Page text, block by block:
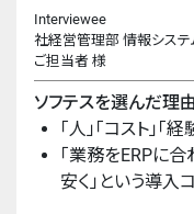
Interviewee
社経営管理部 情報シス
ご担当者 様
ソフテスを選んだ理由
「人」「コスト」
「業務をERPに合
安く」という導